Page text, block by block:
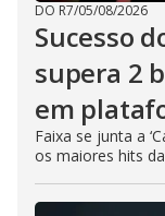
DO R7/05/08/2026
Sucesso
supera 2
em
Faixa se junta a
os maiores hits